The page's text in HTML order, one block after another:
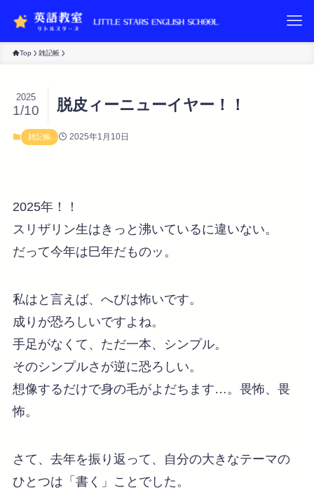
Top 雑記帳
脱皮ィーニューイヤー！！
2025
1/10
雑記帳 2025年1月10日
2025年！！
スリザリン生はきっと沸いているに違いない。
だって今年は巳年だものッ。
私はと言えば、へびは怖いです。
成りが恐ろしいですよね。
手足がなくて、ただ一本、シンプル。
そのシンプルさが逆に恐ろしい。
想像するだけで身の毛がよだちます…。畏怖、畏
怖。
さて、去年を振り返って、自分の大きなテーマの
ひとつは「書く」ことでした。